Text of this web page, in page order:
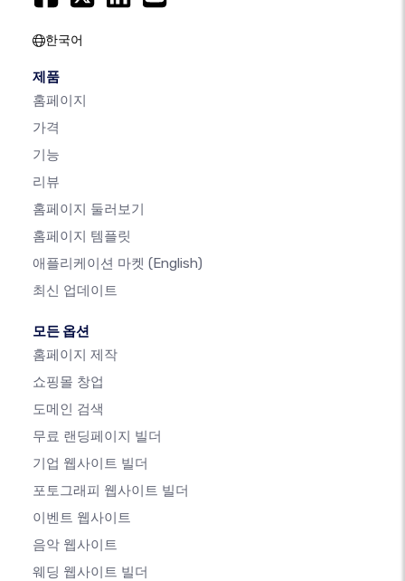
한국어
제품
홈페이지
가격
기능
리뷰
홈페이지 둘러보기
홈페이지 템플릿
애플리케이션 마켓 (English)
최신 업데이트
모든 옵션
홈페이지 제작
쇼핑몰 창업
도메인 검색
무료 랜딩페이지 빌더
기업 웹사이트 빌더
포토그래피 웹사이트 빌더
이벤트 웹사이트
음악 웹사이트
웨딩 웹사이트 빌더